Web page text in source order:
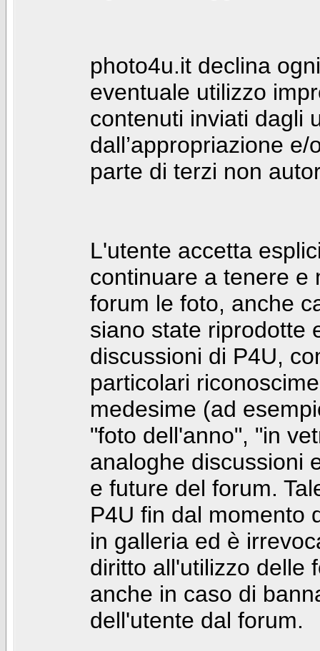
photo4u.it declina
eventuale utilizzo
contenuti inviati dagli
dall’appropriazione
parte di terzi non
L'utente accetta
continuare a tenere e
forum le foto, anche
siano state riprodotte
discussioni di P4U,
particolari
medesime (ad
"foto dell'anno", "in
analoghe discussioni
e future del forum.
P4U fin dal momento
in galleria ed è
diritto all'utilizzo delle
anche in caso di
dell'utente dal forum.